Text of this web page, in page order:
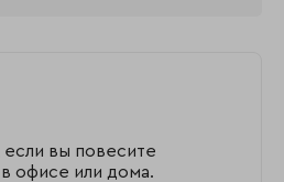
вы повесите
офисе или дома.